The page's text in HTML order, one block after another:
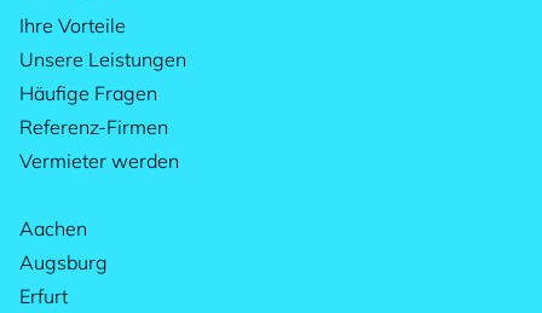
Ihre Vorteile
Unsere Leistungen
Häufige Fragen
Referenz-Firmen
Vermieter werden
Aachen
Augsburg
Erfurt